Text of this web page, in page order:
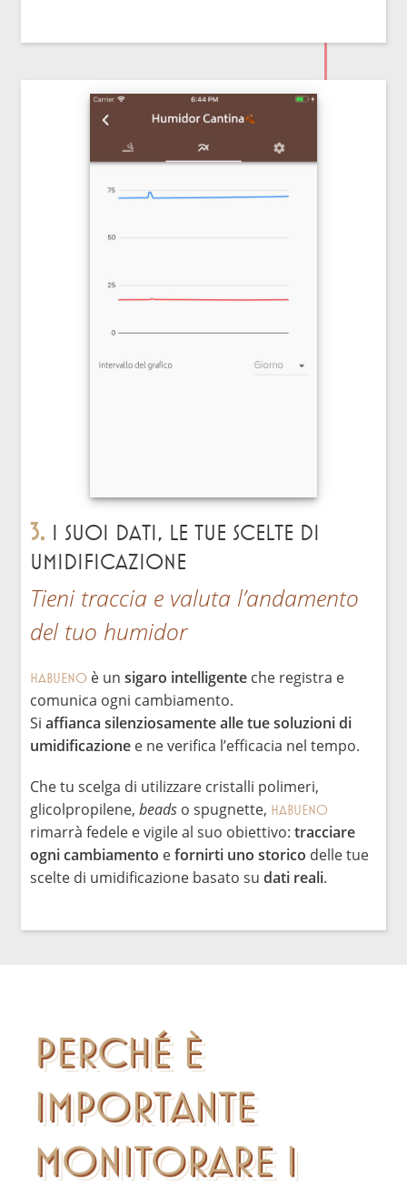
3. I suoi dati, le tue scelte di
umidificazione
Tieni traccia e valuta l’andamento
del tuo humidor
HABUENO è un sigaro intelligente che registra e
comunica ogni cambiamento.
Si affianca silenziosamente alle tue soluzioni di
umidificazione e ne verifica l’efficacia nel tempo.
Che tu scelga di utilizzare cristalli polimeri,
glicolpropilene, beads o spugnette, HABUENO
rimarrà fedele e vigile al suo obiettivo: tracciare
ogni cambiamento efornirti uno storico delle tue
scelte di umidificazione basato su dati reali.
PERCHÉ È
IMPORTANTE
MONITORARE I